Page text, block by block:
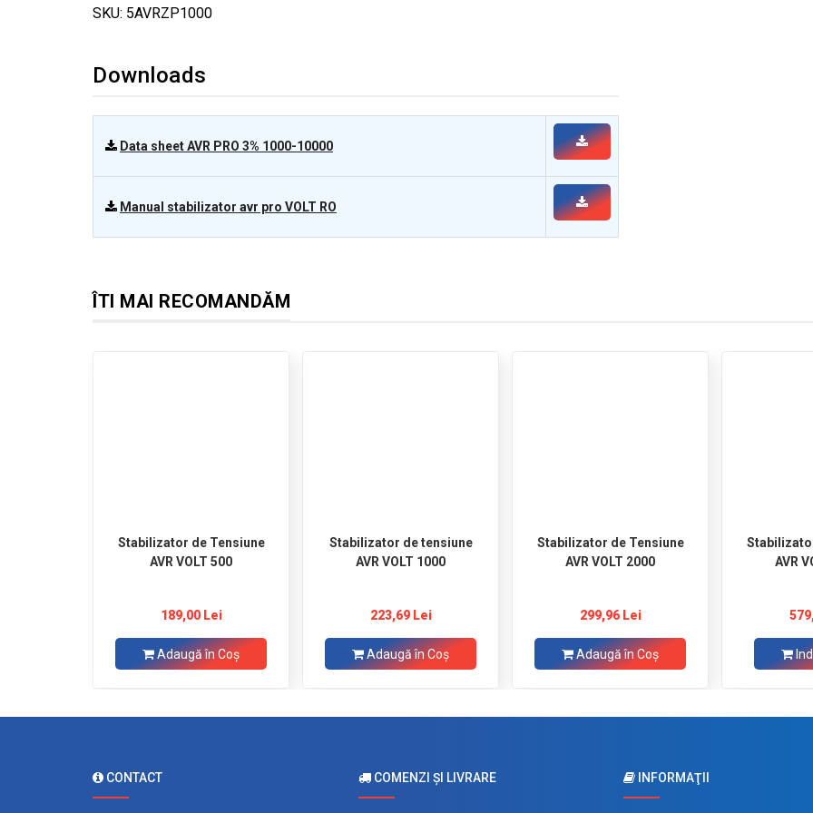
SKU: 5AVRZP1000
Downloads
Data sheet AVR PRO 3% 1000-10000
Manual stabilizator avr pro VOLT RO
ÎTI MAI RECOMANDĂM
Stabilizator de Tensiune
AVR VOLT 500
189,00 Lei
Adaugă în Coş
Stabilizator de tensiune
AVR VOLT 1000
223,69 Lei
Adaugă în Coş
Stabilizator de Tensiune
AVR VOLT 2000
299,96 Lei
Adaugă în Coş
AVR
CONTACT COMENZI ŞI LIVRARE INFORMAŢII